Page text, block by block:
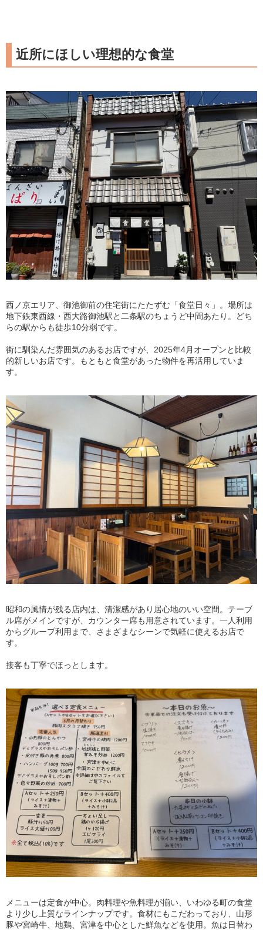
近所にほしい理想的な食堂
西ノ京エリア、御池御前の住宅街にたたずむ「食堂日々」。場所は
地下鉄東西線・西大路御池駅と二条駅のちょうど中間あたり。どち
らの駅からも徒歩10分弱です。
街に馴染んだ雰囲気のあるお店ですが、2025年4月オープンと比較
的新しいお店です。もともと食堂があった物件を再活用していま
す。
昭和の風情が残る店内は、清潔感があり居心地のいい空間。テーブ
ル席がメインですが、カウンター席も用意されています。一人利用
からグループ利用まで、さまざまなシーンで気軽に使えるお店で
す。
接客も丁寧でほっとします。
メニューは定食が中心。肉料理や魚料理が揃い、いわゆる町の食堂
より少し上質なラインナップです。食材にもこだわっており、山形
豚や宮崎牛、地鶏、宮津を中心とした鮮魚などを使用。魚は日替わ